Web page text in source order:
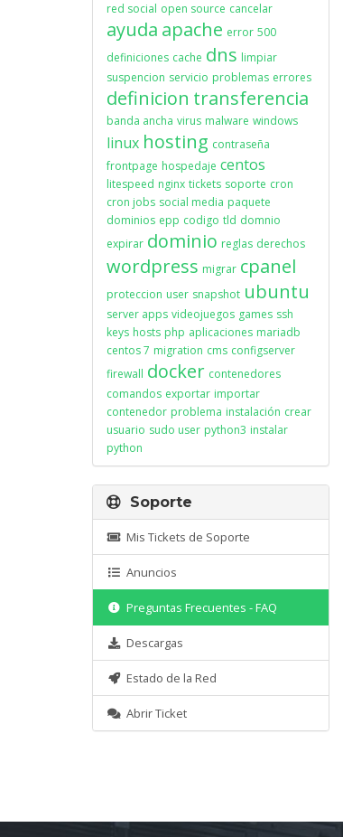
red social open source cancelar
ayuda apache error 500
definiciones cache dns limpiar
suspencion servicio problemas errores
definicion transferencia
banda ancha virus malware windows
linux hosting contraseña
frontpage hospedaje centos
litespeed nginx tickets soporte cron
cron jobs social media paquete
dominios epp codigo tld domnio
expirar dominio reglas derechos
wordpress migrar cpanel
proteccion user snapshot ubuntu
server apps videojuegos games ssh
keys hosts php aplicaciones mariadb
centos 7 migration cms configserver
firewall docker contenedores
comandos exportar importar
contenedor problema instalación crear
usuario sudo user python3 instalar
python
Soporte
Mis Tickets de Soporte
Anuncios
Preguntas Frecuentes - FAQ
Descargas
Estado de la Red
Abrir Ticket